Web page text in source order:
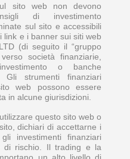
sito web non devono
di investimento
sul sito e accessibili
link e i banner sui siti web
(di seguito il “gruppo
società finanziarie,
o banche
Gli strumenti finanziari
web possono essere
in alcune giurisdizioni.
questo sito web o
dichiari di accettarne i
investimenti finanziari
di rischio. Il trading e la
un alto livello di